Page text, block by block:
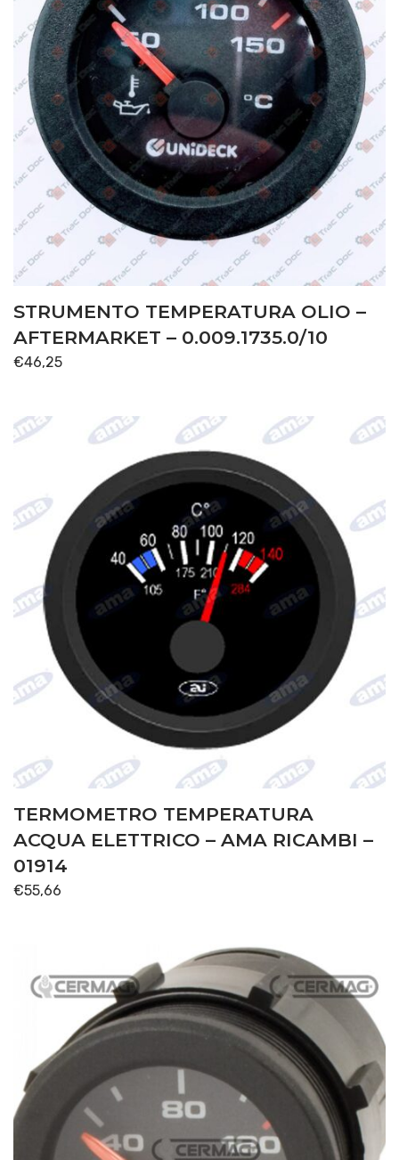
STRUMENTO TEMPERATURA OLIO –
AFTERMARKET – 0.009.1735.0/10
€46,25
TERMOMETRO TEMPERATURA
ACQUA ELETTRICO – AMA RICAMBI –
01914
€55,66